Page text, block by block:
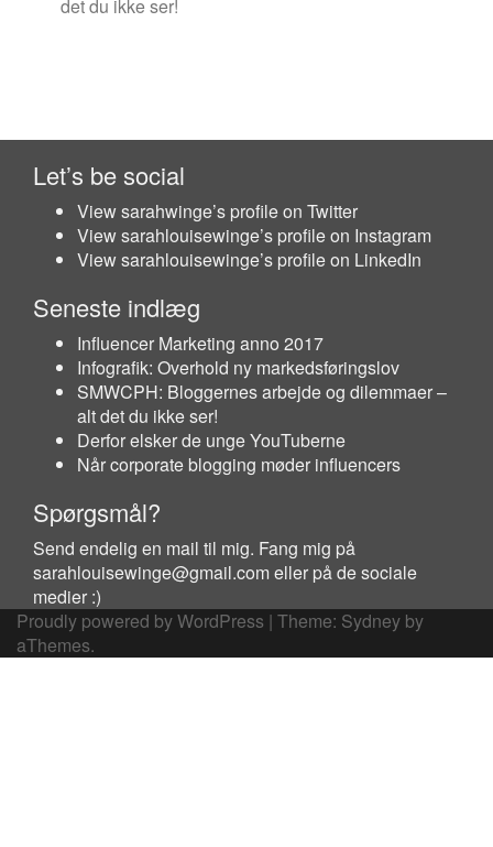
det du ikke ser!
Let’s be social
View sarahwinge’s profile on Twitter
View sarahlouisewinge’s profile on Instagram
View sarahlouisewinge’s profile on LinkedIn
Seneste indlæg
Influencer Marketing anno 2017
Infografik: Overhold ny markedsføringslov
SMWCPH: Bloggernes arbejde og dilemmaer –
alt det du ikke ser!
Derfor elsker de unge YouTuberne
Når corporate blogging møder influencers
Spørgsmål?
Send endelig en mail til mig. Fang mig på
sarahlouisewinge@gmail.com eller på de sociale
medier :)
Proudly powered by WordPress | Theme: Sydney by
aThemes.